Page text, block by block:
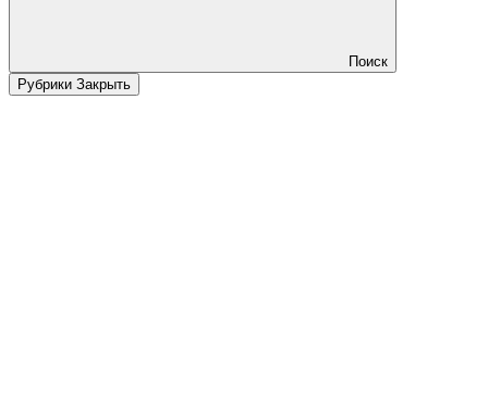
Поиск
Рубрики Закрыть